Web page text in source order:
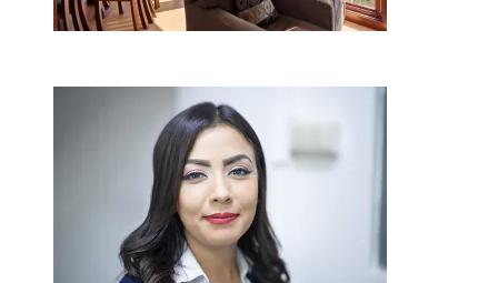
Kaip miegamojo atmosfera
veikia odos senėjimą?
2026-06-01